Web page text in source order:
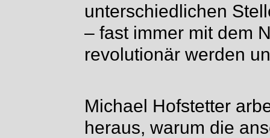
unterschiedlichen
– fast immer mit dem
revolutionär werden
Michael Hofstetter
heraus, warum die